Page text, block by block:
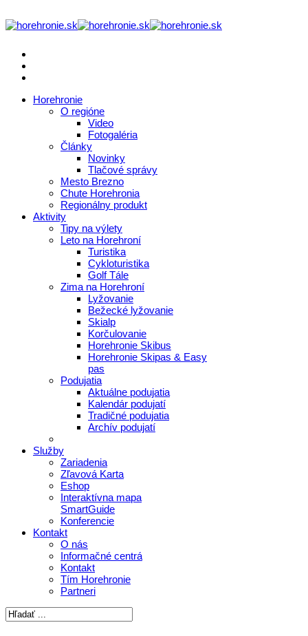
Horehronie
O regióne
Video
Fotogaléria
Články
Novinky
Tlačové správy
Mesto Brezno
Chute Horehronia
Regionálny produkt
Aktivity
Tipy na výlety
Leto na Horehroní
Turistika
Cykloturistika
Golf Tále
Zima na Horehroní
Lyžovanie
Bežecké lyžovanie
Skialp
Korčulovanie
Horehronie Skibus
Horehronie Skipas & Easy
pas
Podujatia
Aktuálne podujatia
Kalendár podujatí
Tradičné podujatia
Archív podujatí
Služby
Zariadenia
Zľavová Karta
Eshop
Interaktívna mapa
SmartGuide
Konferencie
Kontakt
O nás
Informačné centrá
Kontakt
Tím Horehronie
Partneri